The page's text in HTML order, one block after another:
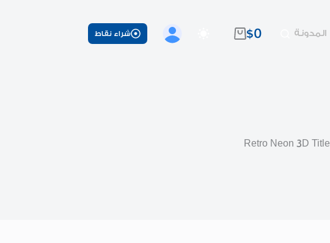
المدونة
عربة
$0 شراء نقاط
Retro Neon 3D Title